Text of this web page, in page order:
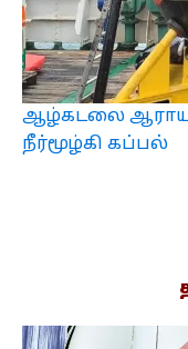
ஆழ்கடலை
நீர்மூழ்கி கப்பல்